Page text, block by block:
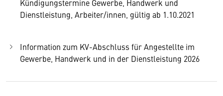
Kündigungstermine Gewerbe, Handwerk und
Dienstleistung, Arbeiter/innen, gültig ab 1.10.2021
Information zum KV-Abschluss für Angestellte im
Gewerbe, Handwerk und in der Dienstleistung 2026